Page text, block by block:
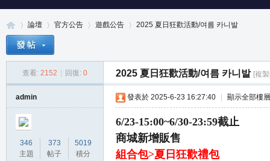
論壇
›
官方公告
›
遊戲公告
›
2025 夏日狂歡活動/여름 카니발
查看: 2152 回復: 0 2025 夏日狂歡活動/여름 카니발 [複
admin
346
主題
373
帖子
5019
積分
發表於 2025-6-23 16:27:40 顯示全部樓層
6/23-15:00~6/30-23:59截止
商城新增販售
組合包>夏日狂歡禮包